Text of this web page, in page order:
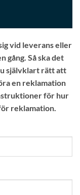
vid leverans eller
gång. Så ska det
självklart rätt att
en reklamation
för hur
reklamation.